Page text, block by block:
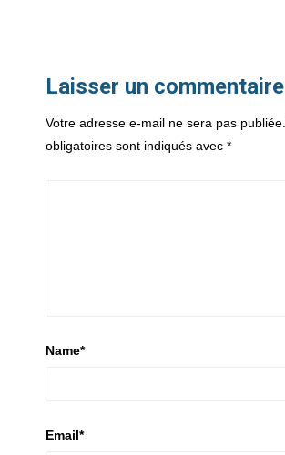
Laisser un commentaire
Votre adresse e-mail ne sera pas publiée.
obligatoires sont indiqués avec *
Name*
Email*